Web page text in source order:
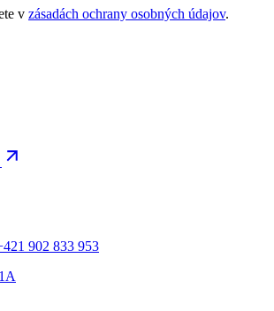
v zásadách ochrany osobných údajov.
902 833 953